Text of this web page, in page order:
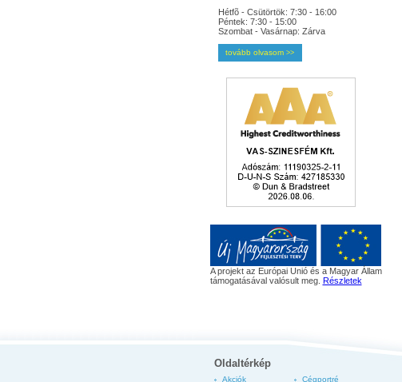
Hétfõ - Csütörtök: 7:30 - 16:00
Péntek: 7:30 - 15:00
Szombat - Vasárnap: Zárva
tovább olvasom >>
A projekt az Európai Unió és a Magyar Állam
támogatásával valósult meg. Részletek
Oldaltérkép
Akciók Cégportré